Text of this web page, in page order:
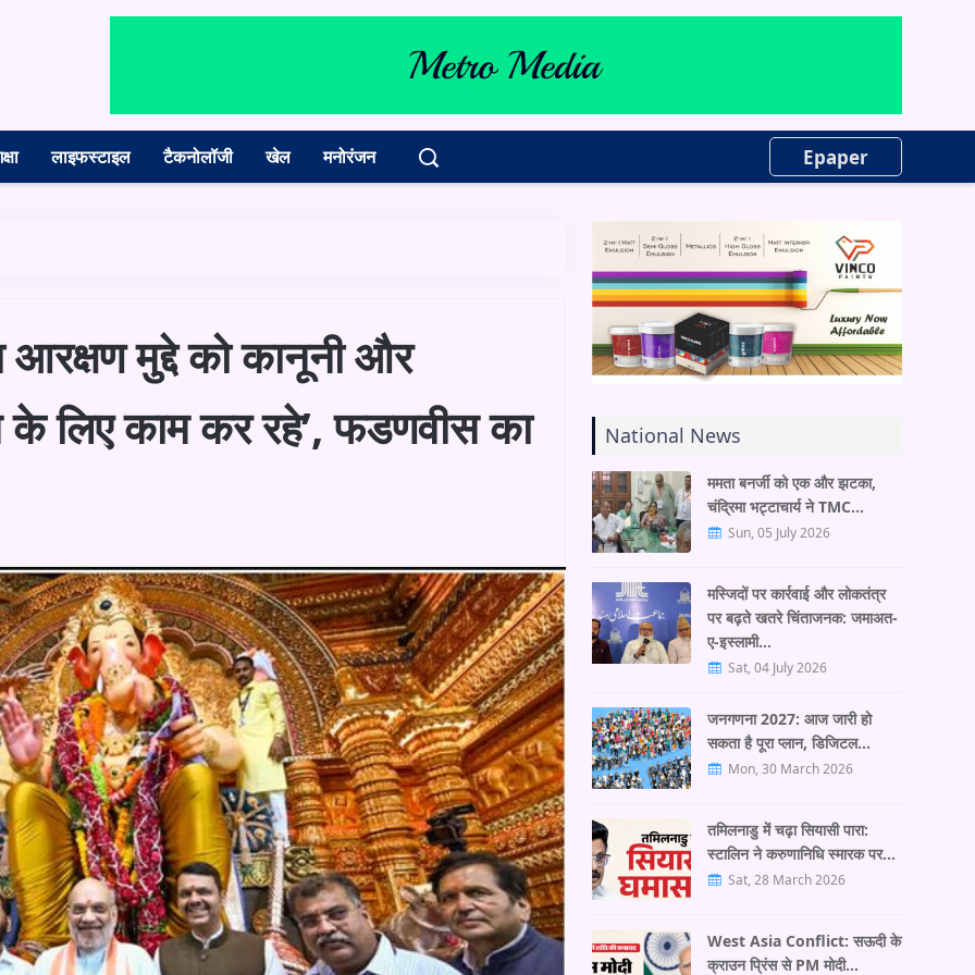
लाइफस्टाइल टैकनोलॉजी खेल मनोरंजन Epaper
मुद्दे को कानूनी और
लिए काम कर रहे’, फडणवीस का
National News
ममता बनर्जी को एक और झटका,
चंद्रिमा भट्टाचार्य ने TMC…
Sun, 05 July 2026
मस्जिदों पर कार्रवाई और लोकतंत्र
पर बढ़ते खतरे चिंताजनक: जमाअत-
ए-इस्लामी…
Sat, 04 July 2026
जनगणना 2027: आज जारी हो
सकता है पूरा प्लान, डिजिटल…
Mon, 30 March 2026
तमिलनाडु में चढ़ा सियासी पारा:
स्टालिन ने करुणानिधि स्मारक पर…
Sat, 28 March 2026
West Asia Conflict: सऊदी के
क्राउन प्रिंस से PM मोदी…